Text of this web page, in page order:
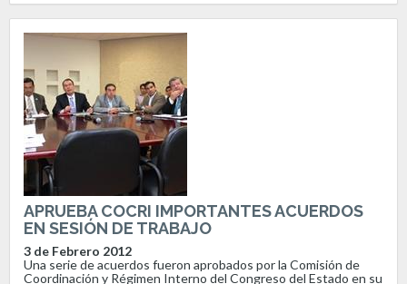
APRUEBA COCRI IMPORTANTES ACUERDOS
EN SESIÓN DE TRABAJO
3 de Febrero 2012
Una serie de acuerdos fueron aprobados por la Comisión de
Coordinación y Régimen Interno del Congreso del Estado en su